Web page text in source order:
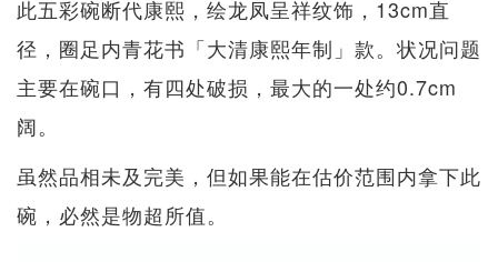
此五彩碗断代康熙，绘龙凤呈祥纹饰，13cm直
径，圈足内青花书「大清康熙年制」款。状况问题
主要在碗口，有四处破损，最大的一处约0.7cm
阔。
虽然品相未及完美，但如果能在估价范围内拿下此
碗，必然是物超所值。